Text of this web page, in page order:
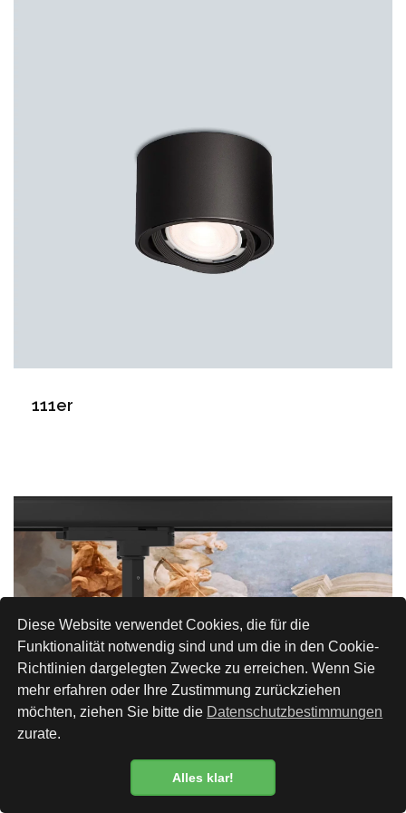
Datenschutzbestimmung
Diese Website verwendet Cookies, die für die
Funktionalität notwendig sind und um die in den Cookie-
Richtlinien dargelegten Zwecke zu erreichen. Wenn Sie
mehr erfahren oder Ihre Zustimmung zurückziehen
möchten, ziehen Sie bitte die Datenschutzbestimmungen
zurate.
Alles klar!
111er